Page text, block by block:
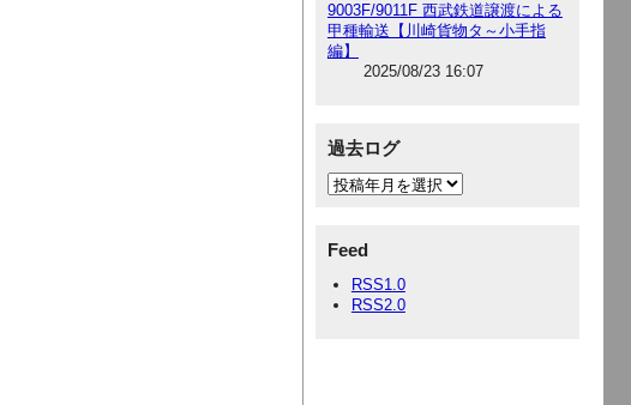
9003F/9011F 西武鉄道譲渡による
甲種輸送【川崎貨物タ～小手指
編】
2025/08/23 16:07
過去ログ
Feed
RSS1.0
RSS2.0